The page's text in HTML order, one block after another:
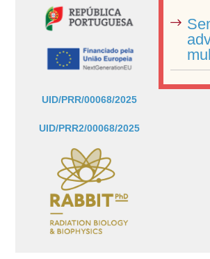
UID/PRR/00068/2025
UID/PRR2/00068/2025